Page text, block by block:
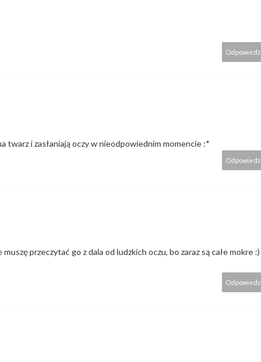
Odpowiedz
twarz i zasłaniają oczy w nieodpowiednim momencie :*
Odpowiedz
przeczytać go z dala od ludzkich oczu, bo zaraz są całe mokre :)
Odpowiedz